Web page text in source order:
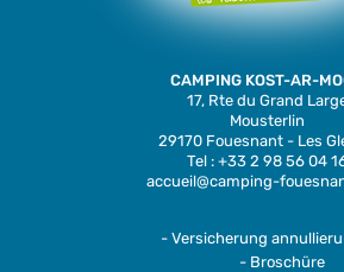
CAMPING KOST-AR-
17, Rte du Grand
Mousterlin
29170 Fouesnant - Les
Tel : +33 2 98 56 04
accueil@camping-
- Versicherung
- Broschüre